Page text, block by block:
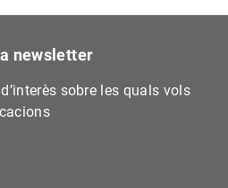
newsletter
sobre les quals vols